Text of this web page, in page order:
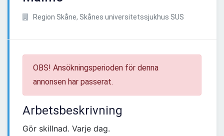
Region Skåne, Skånes universitetssjukhus SUS
OBS! Ansökningsperioden för denna
annonsen har passerat.
Arbetsbeskrivning
Gör skillnad. Varje dag.